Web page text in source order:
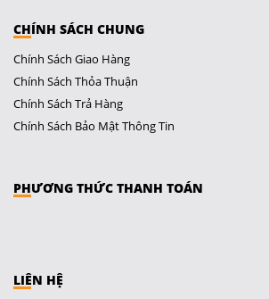
CHÍNH SÁCH CHUNG
Chính Sách Giao Hàng
Chính Sách Thỏa Thuận
Chính Sách Trả Hàng
Chính Sách Bảo Mật Thông Tin
PHƯƠNG THỨC THANH TOÁN
LIÊN HỆ